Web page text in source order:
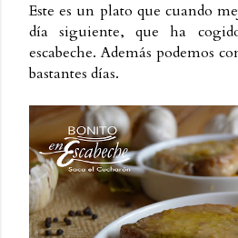
Este es un plato que cuando
día siguiente, que ha
escabeche. Además podemos
bastantes días.